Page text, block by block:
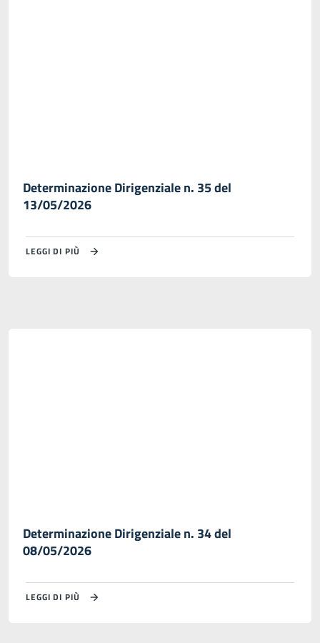
Determinazione Dirigenziale n. 35 del
13/05/2026
LEGGI DI PIÙ
Determinazione Dirigenziale n. 34 del
08/05/2026
LEGGI DI PIÙ